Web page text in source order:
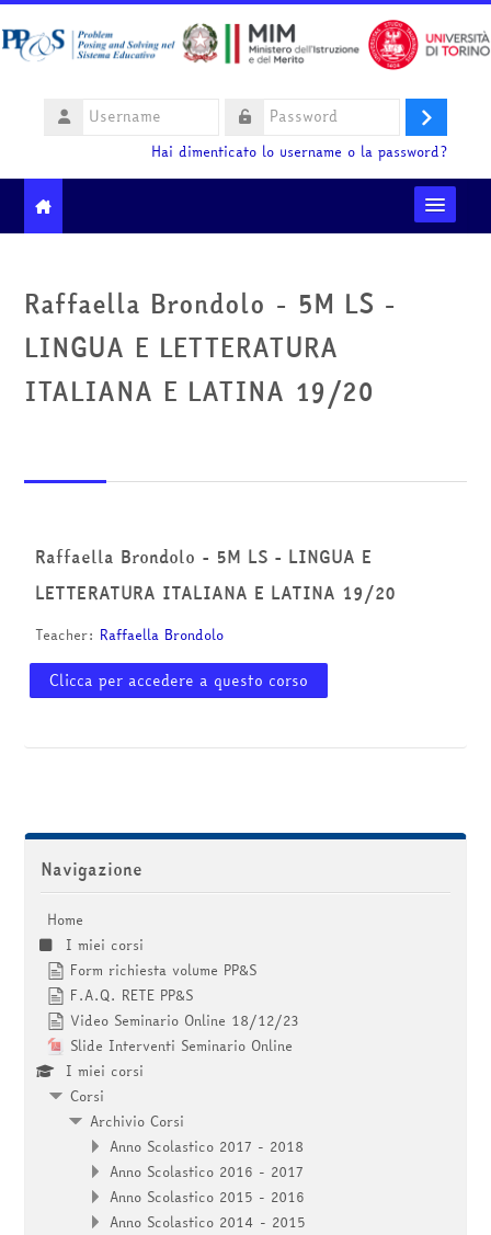
Username
Login
Hai dimenticato lo username o la password?
Ministero dell'Istruzione e del Merito
Raffaella Brondolo - 5M LS -
LINGUA E LETTERATURA
ITALIANA E LATINA 19/20
Raffaella Brondolo - 5M LS - LINGUA E
LETTERATURA ITALIANA E LATINA 19/20
Teacher: Raffaella Brondolo
Clicca per accedere a questo corso
Salta Navigazione
Navigazione
Home
I miei corsi
Form richiesta volume PP&S
F.A.Q. RETE PP&S
Video Seminario Online 18/12/23
Slide Interventi Seminario Online
I miei corsi
Corsi
Archivio Corsi
Anno Scolastico 2017 - 2018
Anno Scolastico 2016 - 2017
Anno Scolastico 2015 - 2016
Anno Scolastico 2014 - 2015